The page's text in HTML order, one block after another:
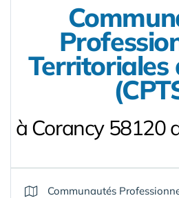
Territoriales
à Corancy 58120
Communautés